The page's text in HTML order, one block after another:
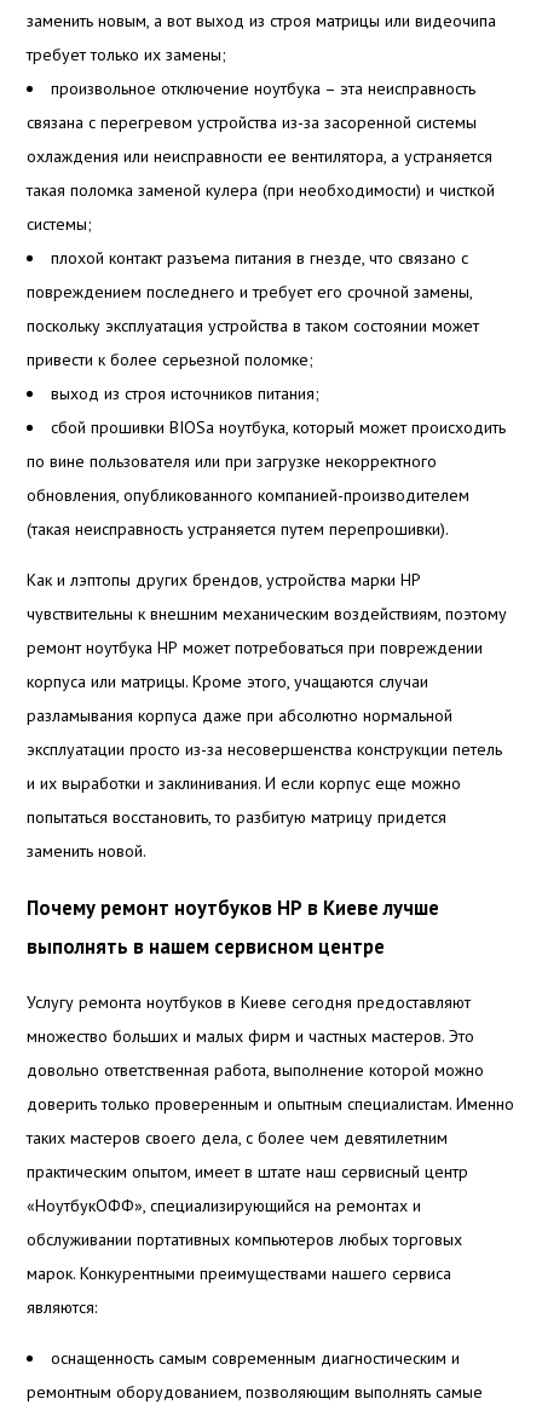
заменить новым, а вот выход из строя матрицы или видеочипа
требует только их замены;
произвольное отключение ноутбука – эта неисправность
связана с перегревом устройства из-за засоренной системы
охлаждения или неисправности ее вентилятора, а устраняется
такая поломка заменой кулера (при необходимости) и чисткой
системы;
плохой контакт разъема питания в гнезде, что связано с
повреждением последнего и требует его срочной замены,
поскольку эксплуатация устройства в таком состоянии может
привести к более серьезной поломке;
выход из строя источников питания;
сбой прошивки BIOSа ноутбука, который может происходить
по вине пользователя или при загрузке некорректного
обновления, опубликованного компанией-производителем
(такая неисправность устраняется путем перепрошивки).
Как и лэптопы других брендов, устройства марки НР
чувствительны к внешним механическим воздействиям, поэтому
ремонт ноутбука НР может потребоваться при повреждении
корпуса или матрицы. Кроме этого, учащаются случаи
разламывания корпуса даже при абсолютно нормальной
эксплуатации просто из-за несовершенства конструкции петель
и их выработки и заклинивания. И если корпус еще можно
попытаться восстановить, то разбитую матрицу придется
заменить новой.
Почему ремонт ноутбуков НР в Киеве лучше
выполнять в нашем сервисном центре
Услугу ремонта ноутбуков в Киеве сегодня предоставляют
множество больших и малых фирм и частных мастеров. Это
довольно ответственная работа, выполнение которой можно
доверить только проверенным и опытным специалистам. Именно
таких мастеров своего дела, с более чем девятилетним
практическим опытом, имеет в штате наш сервисный центр
«НоутбукОФФ», специализирующийся на ремонтах и
обслуживании портативных компьютеров любых торговых
марок. Конкурентными преимуществами нашего сервиса
являются:
оснащенность самым современным диагностическим и
ремонтным оборудованием, позволяющим выполнять самые